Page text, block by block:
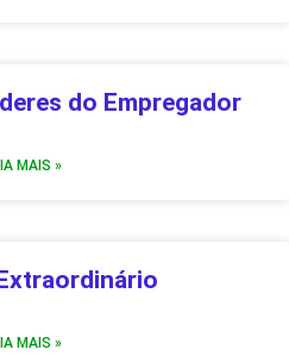
do Empregador
MAIS »
MAIS »